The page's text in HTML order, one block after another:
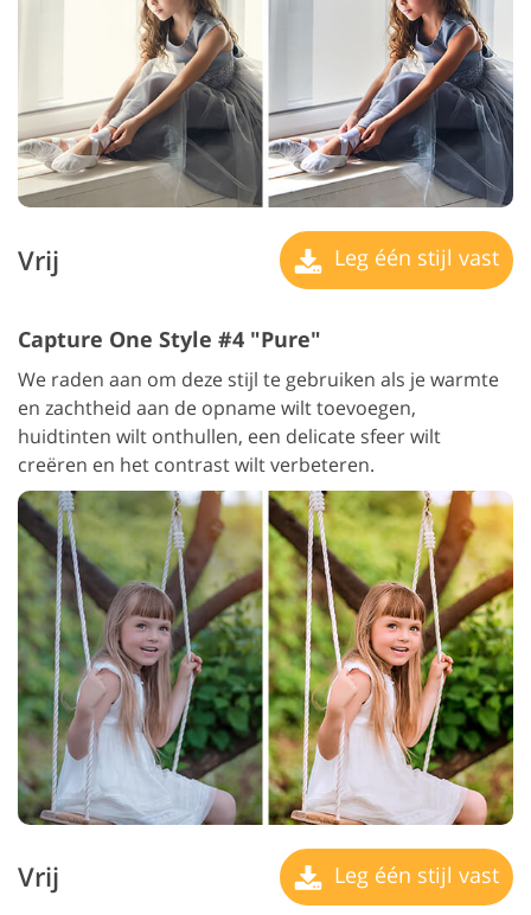
Vrij Leg één stijl vast
Capture One Style #4 "Pure"
We raden aan om deze stijl te gebruiken als je warmte
en zachtheid aan de opname wilt toevoegen,
huidtinten wilt onthullen, een delicate sfeer wilt
creëren en het contrast wilt verbeteren.
Vrij Leg één stijl vast